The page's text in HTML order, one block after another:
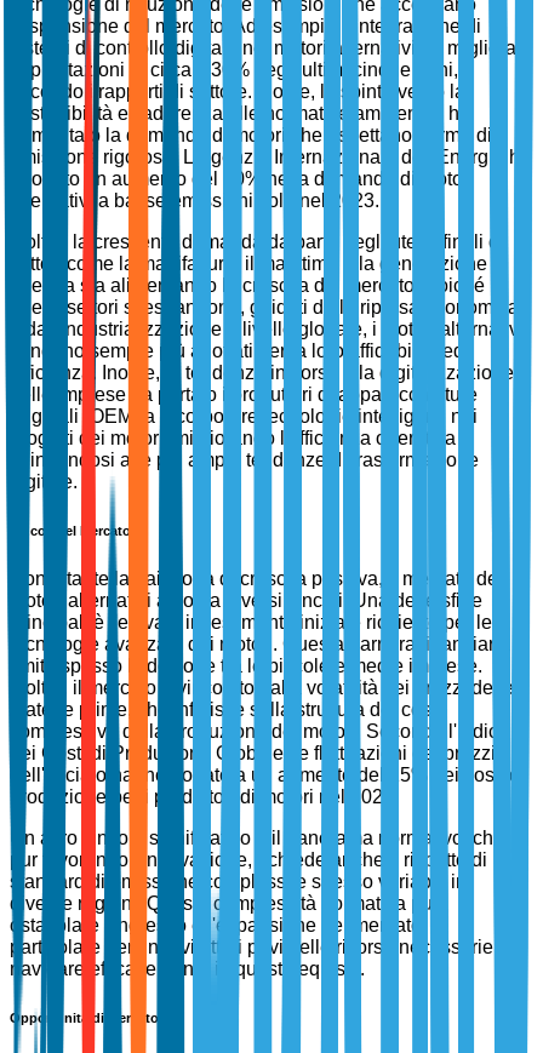
tecnologie di riduzione delle emissioni che accelerano
l'espansione del mercato. Ad esempio, l'integrazione di
sistemi di controllo digitale nei motori alternativi ha migliorato
le prestazioni di circa il 30% negli ultimi cinque anni,
secondo i rapporti di settore. Inoltre, la spinta verso la
sostenibilità e l'aderenza alle normative ambientali ha
aumentato la domanda di motori che rispettano norme di
emissione rigorose. L'Agenzia Internazionale dell'Energia ha
riportato un aumento del 20% nella domanda di motori
alternativi a basse emissioni solo nel 2023.
Inoltre, la crescente domanda da parte degli utenti finali di
settori come la manifattura, il marittimo e la generazione di
energia sta alimentando la crescita del mercato. Poiché
questi settori si espandono, guidati dalla ripresa economica
e dall'industrializzazione a livello globale, i motori alternativi
vengono sempre più adottati per la loro affidabilità ed
efficienza. Inoltre, la tendenza in corso alla digitalizzazione
delle imprese ha portato i produttori di apparecchiature
originali (OEM) a incorporare tecnologie intelligenti nei
progetti dei motori, migliorando l'efficienza operativa e
allineandosi alle più ampie tendenze di trasformazione
digitale.
Vincoli del Mercato
Nonostante la traiettoria di crescita positiva, il mercato dei
motori alternativi affronta diversi vincoli. Una delle sfide
principali è l'elevato investimento iniziale richiesto per le
tecnologie avanzate dei motori. Questa barriera finanziaria
limita spesso l'adozione tra le piccole e medie imprese.
Inoltre, il mercato è vincolato dalla volatilità dei prezzi delle
materie prime, che influisce sulla struttura dei costi
complessiva della produzione dei motori. Secondo l'Indice
dei Costi di Produzione Globale, le fluttuazioni dei prezzi
dell'acciaio hanno portato a un aumento del 15% dei costi di
produzione per i produttori di motori nel 2022.
Un altro vincolo significativo è il panorama normativo, che,
pur favorendo l'innovazione, richiede anche il rispetto di
standard di emissione complessi e spesso variabili in
diverse regioni. Questa complessità normativa può
ostacolare l'ingresso e l'espansione nel mercato, in
particolare per i nuovi attori privi delle risorse necessarie per
navigare efficacemente in questi requisiti.
Opportunità di Mercato